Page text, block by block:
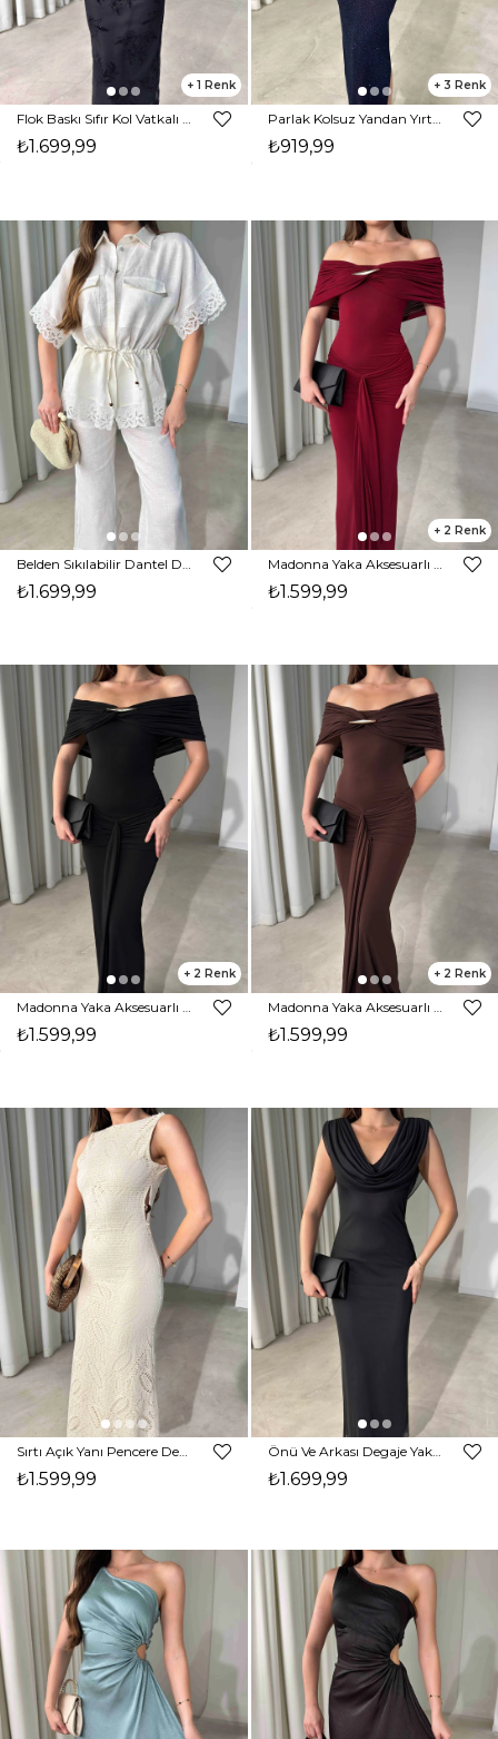
1
₺1.699,99
3
₺919,99
₺1.699,99
2
₺1.599,99
2
Madonna Yaka Aksesuarlı Maxi Boy Siyah Carina Kadın Elbise 26Y476
₺1.599,99
2
Madonna Yaka Aksesuarlı Maxi Boy Kahverengi Carina Kadın Elbise 26Y476
₺1.599,99
Sırtı Açık Yanı Pencere Detaylı Maxi Boy Rio Kadın Elbise 26Y477
₺1.599,99
Önü Ve Arkası Degaje Yaka Maxi Boy Siyah Adella Kadın Elbise 26Y475
₺1.699,99